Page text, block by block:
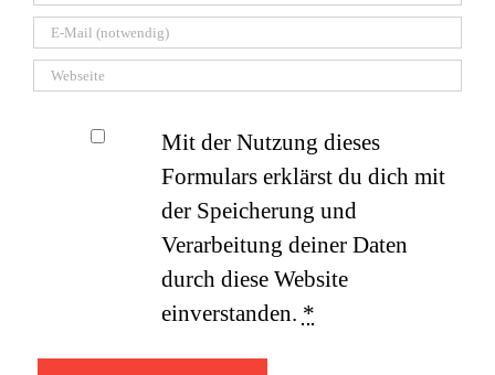
Mit der Nutzung dieses
Formulars erklärst du dich mit
der Speicherung und
Verarbeitung deiner Daten
durch diese Website
einverstanden. *